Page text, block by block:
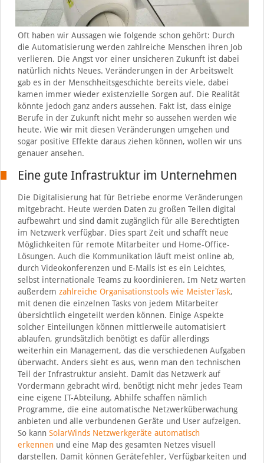
Oft haben wir Aussagen wie folgende schon gehört: Durch
die Automatisierung werden zahlreiche Menschen ihren Job
verlieren. Die Angst vor einer unsicheren Zukunft ist dabei
natürlich nichts Neues. Veränderungen in der Arbeitswelt
gab es in der Menschheitsgeschichte bereits viele, dabei
kamen immer wieder existenzielle Sorgen auf. Die Realität
könnte jedoch ganz anders aussehen. Fakt ist, dass einige
Berufe in der Zukunft nicht mehr so aussehen werden wie
heute. Wie wir mit diesen Veränderungen umgehen und
sogar positive Effekte daraus ziehen können, wollen wir uns
genauer ansehen.
Eine gute Infrastruktur im Unternehmen
Die Digitalisierung hat für Betriebe enorme Veränderungen
mitgebracht. Heute werden Daten zu großen Teilen digital
aufbewahrt und sind damit zugänglich für alle Berechtigten
im Netzwerk verfügbar. Dies spart Zeit und schafft neue
Möglichkeiten für remote Mitarbeiter und Home-Office-
Lösungen. Auch die Kommunikation läuft meist online ab,
durch Videokonferenzen und E-Mails ist es ein Leichtes,
selbst internationale Teams zu koordinieren. Im Netz warten
außerdem zahlreiche Organisationstools wie MeisterTask,
mit denen die einzelnen Tasks von jedem Mitarbeiter
übersichtlich eingeteilt werden können. Einige Aspekte
solcher Einteilungen können mittlerweile automatisiert
ablaufen, grundsätzlich benötigt es dafür allerdings
weiterhin ein Management, das die verschiedenen Aufgaben
überwacht. Anders sieht es aus, wenn man den technischen
Teil der Infrastruktur ansieht. Damit das Netzwerk auf
Vordermann gebracht wird, benötigt nicht mehr jedes Team
eine eigene IT-Abteilung. Abhilfe schaffen nämlich
Programme, die eine automatische Netzwerküberwachung
anbieten und alle verbundenen Geräte und User aufzeigen.
So kann SolarWinds Netzwerkgeräte automatisch
erkennenund eine Map des gesamten Netzes visuell
darstellen. Damit können Gerätefehler, Verfügbarkeiten und